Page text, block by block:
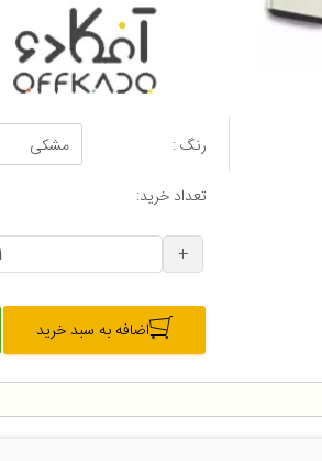
رنگ :
تعداد خرید:
+
اضافه به سبد خرید